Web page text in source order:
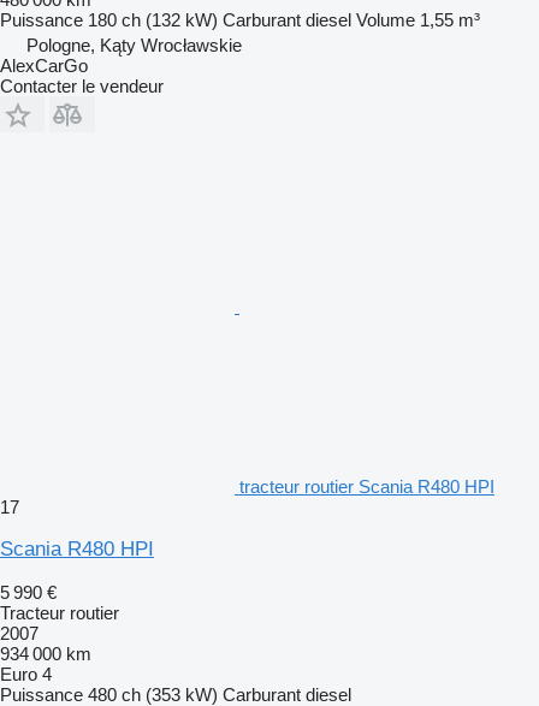
Puissance 180 ch (132 kW) Carburant diesel Volume 1,55 m³
Pologne, Kąty Wrocławskie
AlexCarGo
Contacter le vendeur
tracteur routier Scania R480 HPI
17
Scania R480 HPI
5 990 €
Tracteur routier
2007
934 000 km
Euro 4
Puissance 480 ch (353 kW) Carburant diesel